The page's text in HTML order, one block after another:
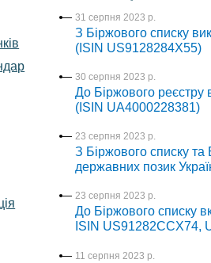
31 серпня 2023 р.
З Біржового списку
(ISIN US9128284X55)
30 серпня 2023 р.
До Біржового реєстру
(ISIN UA4000228381)
23 серпня 2023 р.
З Біржового списку та
державних позик
23 серпня 2023 р.
До Біржового списку
ISIN US91282CCX74,
11 серпня 2023 р.